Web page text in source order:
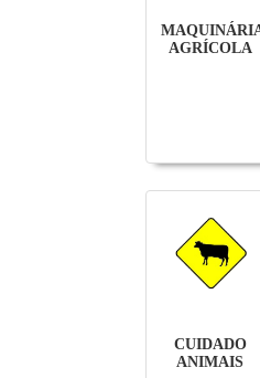
AGRÍCOLA
CUIDADO
ANIMAIS